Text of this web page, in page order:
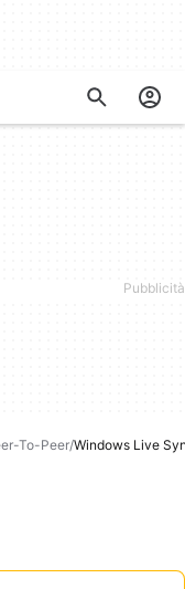
To-Peer Windows Live